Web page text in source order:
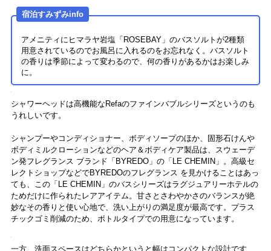
宿泊すみずみinfo
ベッドはシモンズ社とプリンスホテルが共同開発したマットレ
ス、掛け布団はデュべスタイル、ロングピローが2つ用意されて
います。